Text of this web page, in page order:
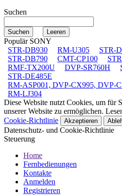
Suchen
Populär SONY
STR-DB930
RM-U305 STR-
STR-DB790
CMT-CP100
RMF-TX200U
DVP-SR760H
STR-DE485E
RM-ASP001, DVP-CX995, DVP-
RM-LJ304
Diese Website nutzt Cookies, um für
unserer Website zu ermöglichen.
Cookie-Richtlinie
Akzeptieren
Datenschutz- und Cookie-Richtlinie
Steuerung
Home
Fernbedienungen
Kontakte
Anmelden
Registrieren